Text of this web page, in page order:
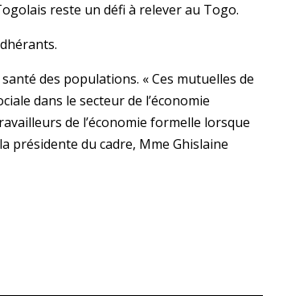
reste un défi à relever au Togo.
des populations. « Ces mutuelles de
dans le secteur de l’économie
de l’économie formelle lorsque
présidente du cadre, Mme Ghislaine